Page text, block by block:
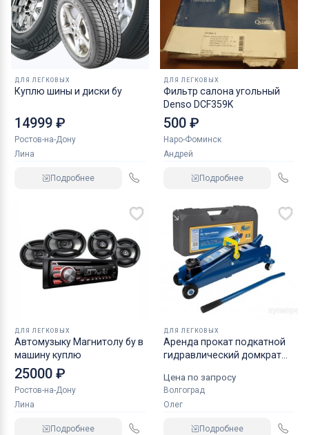
ДЛЯ ЛЕГКОВЫХ
Куплю шины и диски бу
14999 ₽
Ростов-на-Дону
Лина
Подробнее
ДЛЯ ЛЕГКОВЫХ
Фильтр салона угольный
Denso DCF359K
500 ₽
Наро-Фоминск
Андрей
Подробнее
ДЛЯ ЛЕГКОВЫХ
Автомузыку Магнитолу бу в
машину куплю
25000 ₽
Ростов-на-Дону
Лина
Подробнее
ДЛЯ ЛЕГКОВЫХ
Аренда прокат подкатной
гидравлический домкрат
Цена по запросу
Волгоград
Олег
Подробнее